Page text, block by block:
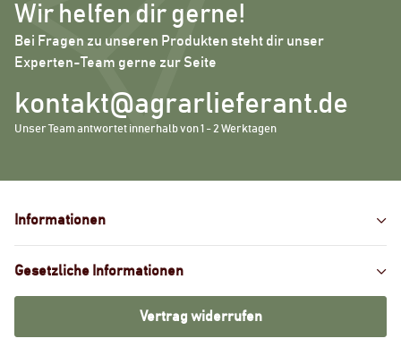
Wir helfen dir gerne!
Bei Fragen zu unseren Produkten steht dir unser
Experten-Team gerne zur Seite
kontakt@agrarlieferant.de
Unser Team antwortet innerhalb von 1 - 2 Werktagen
Informationen
Gesetzliche Informationen
Vertrag widerrufen